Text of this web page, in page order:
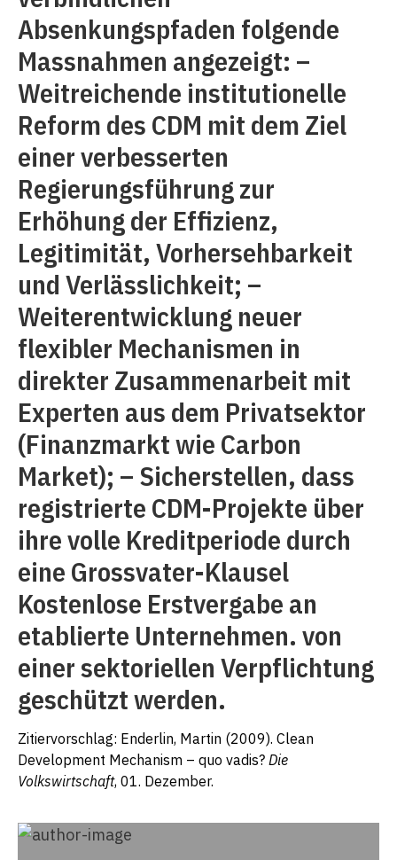
Absenkungspfaden folgende
Massnahmen angezeigt: –
Weitreichende institutionelle
Reform des CDM mit dem Ziel
einer verbesserten
Regierungsführung zur
Erhöhung der Effizienz,
Legitimität, Vorhersehbarkeit
und Verlässlichkeit; –
Weiterentwicklung neuer
flexibler Mechanismen in
direkter Zusammenarbeit mit
Experten aus dem Privatsektor
(Finanzmarkt wie Carbon
Market); – Sicherstellen, dass
registrierte CDM-Projekte über
ihre volle Kreditperiode durch
eine Grossvater-Klausel
Kostenlose Erstvergabe an
etablierte Unternehmen. von
einer sektoriellen Verpflichtung
geschützt werden.
Zitiervorschlag: Enderlin, Martin (2009). Clean
Development Mechanism – quo vadis? Die
Volkswirtschaft, 01. Dezember.